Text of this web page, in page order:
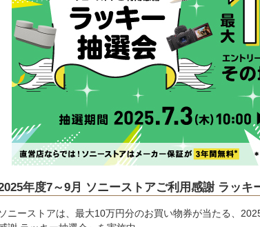
年度7～9月 ソニーストアご利用感謝 ラッキ
ソニーストアは、最大10万円分のお買い物券が当たる、